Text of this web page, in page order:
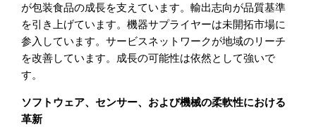
が包装食品の成長を支えています。輸出志向が品質基準
を引き上げています。機器サプライヤーは未開拓市場に
参入しています。サービスネットワークが地域のリーチ
を改善しています。成長の可能性は依然として強いで
す。
ソフトウェア、センサー、および機械の柔軟性における
革新